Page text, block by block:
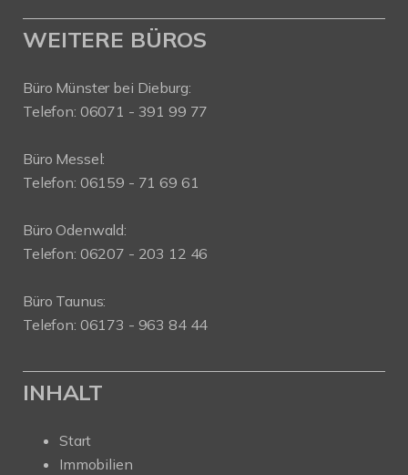
WEITERE BÜROS
Büro Münster bei Dieburg:
Telefon: 06071 - 391 99 77
Büro Messel:
Telefon: 06159 - 71 69 61
Büro Odenwald:
Telefon: 06207 - 203 12 46
Büro Taunus:
Telefon: 06173 - 963 84 44
INHALT
Start
Immobilien